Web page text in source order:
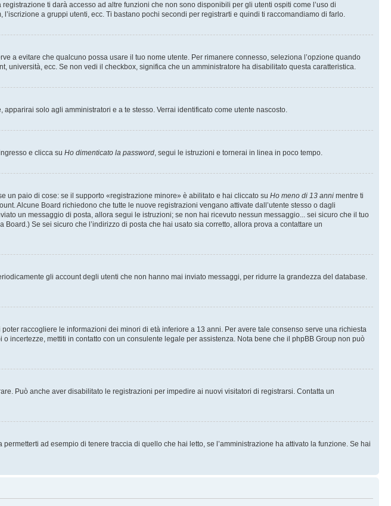
ti darà accesso ad altre funzioni che non sono disponibili per gli utenti ospiti come l’uso di
a gruppi utenti, ecc. Ti bastano pochi secondi per registrarti e quindi ti raccomandiamo di farlo.
a evitare che qualcuno possa usare il tuo nome utente. Per rimanere connesso, seleziona l’opzione quando
ecc. Se non vedi il checkbox, significa che un amministratore ha disabilitato questa caratteristica.
apparirai solo agli amministratori e a te stesso. Verrai identificato come utente nascosto.
e clicca su Ho dimenticato la password, segui le istruzioni e tornerai in linea in poco tempo.
un paio di cose: se il supporto «registrazione minore» è abilitato e hai cliccato su Ho meno di 13 anni mentre ti
Alcune Board richiedono che tutte le nuove registrazioni vengano attivate dall’utente stesso o dagli
un messaggio di posta, allora segui le istruzioni; se non hai ricevuto nessun messaggio... sei sicuro che il tuo
Se sei sicuro che l’indirizzo di posta che hai usato sia corretto, allora prova a contattare un
gli account degli utenti che non hanno mai inviato messaggi, per ridurre la grandezza del database.
raccogliere le informazioni dei minori di età inferiore a 13 anni. Per avere tale consenso serve una richiesta
mettiti in contatto con un consulente legale per assistenza. Nota bene che il phpBB Group non può
Può anche aver disabilitato le registrazioni per impedire ai nuovi visitatori di registrarsi. Contatta un
ad esempio di tenere traccia di quello che hai letto, se l’amministrazione ha attivato la funzione. Se hai